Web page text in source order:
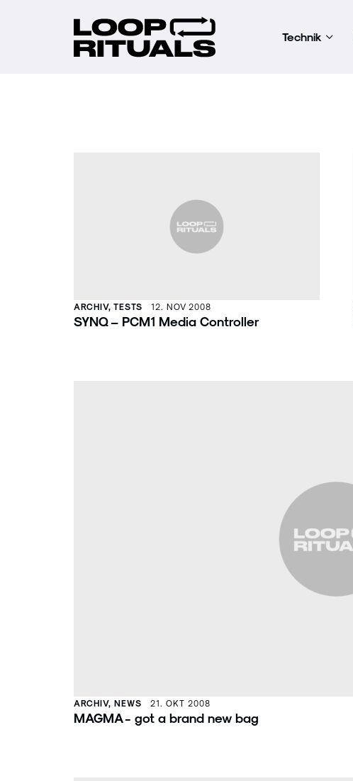
Technik
ARCHIV, TESTS 12. NOV 2008
SYNQ – PCM1 Media Controller
ARCHIV, NEWS 21. OKT 2008
MAGMA - got a brand new bag